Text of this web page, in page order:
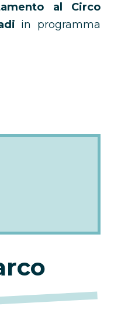
al Circo
in programma